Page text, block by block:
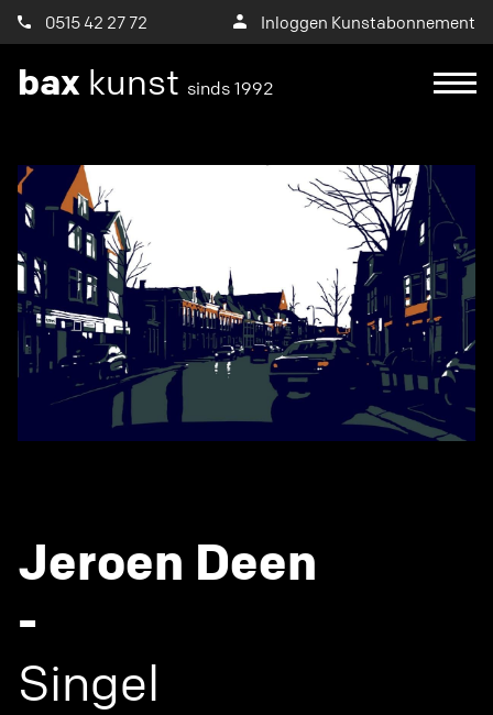
0515 42 27 72 Inloggen Kunstabonnement
bax kunst sinds 1992
Jeroen Deen
-
Singel